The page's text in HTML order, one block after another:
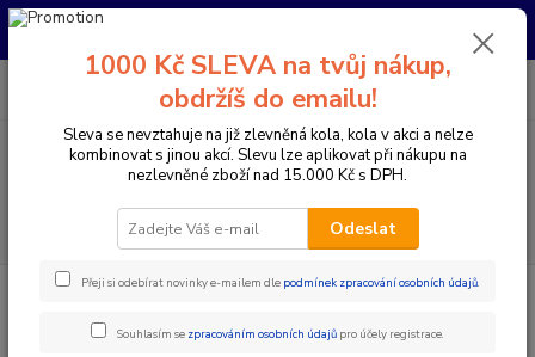
Pro nachystání kola / doplňků na prodejně si prosím zavolejte dopředu.
Menu
CZK
PO-PÁ 10:00-17:00 | SO: 9:00-12:00
Komponenty na kolo Koše na nosič / řidítka
koš zadní uzký
1000 Kč SLEVA na tvůj nákup,
obdržíš do emailu!
Sleva se nevztahuje na již zlevněná kola, kola v akci a nelze
kombinovat s jinou akcí. Slevu lze aplikovat při nákupu na
nezlevněné zboží nad 15.000 Kč s DPH.
Odeslat
Přeji si odebírat novinky e-mailem dle podmínek zpracování osobních údajů.
Souhlasím se zpracováním osobních údajů pro účely registrace.